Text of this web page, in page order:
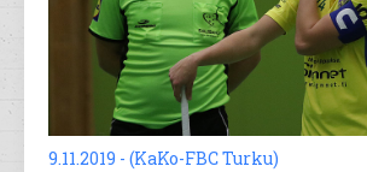
9.11.2019 - (KaKo-FBC Turku)